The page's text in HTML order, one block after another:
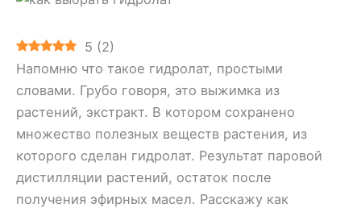
5 (2)
Напомню что такое гидролат, простыми
словами. Грубо говоря, это выжимка из
растений, экстракт. В котором сохранено
множество полезных веществ растения, из
которого сделан гидролат. Результат паровой
дистилляции растений, остаток после
получения эфирных масел. Расскажу как